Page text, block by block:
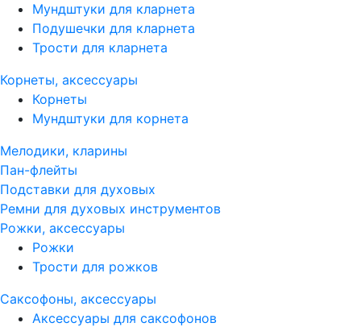
Мундштуки для кларнета
Подушечки для кларнета
Трости для кларнета
Корнеты, аксессуары
Корнеты
Мундштуки для корнета
Мелодики, кларины
Пан-флейты
Подставки для духовых
Ремни для духовых инструментов
Рожки, аксессуары
Рожки
Трости для рожков
Саксофоны, аксессуары
Аксессуары для саксофонов